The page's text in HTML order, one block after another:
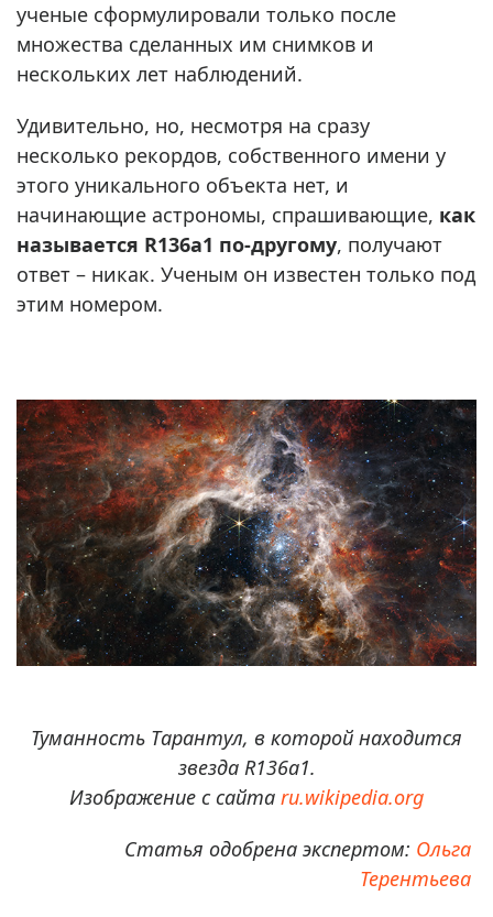
ученые сформулировали только после
множества сделанных им снимков и
нескольких лет наблюдений.
Удивительно, но, несмотря на сразу
несколько рекордов, собственного имени у
этого уникального объекта нет, и
начинающие астрономы, спрашивающие, как
называется R136a1 по-другому, получают
ответ – никак. Ученым он известен только под
этим номером.
Туманность Тарантул, в которой находится
звезда R136a1.
Изображение с сайта ru.wikipedia.org
Статья одобрена экспертом: Ольга
Терентьева